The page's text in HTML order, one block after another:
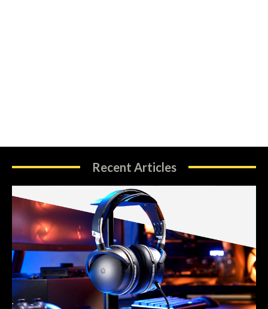
Recent Articles